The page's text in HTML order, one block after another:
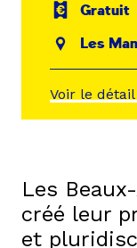
Gratuit
Les
Voir le
Les
créé leur
et